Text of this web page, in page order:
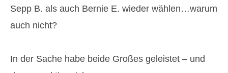
Sepp B. als auch Bernie E. wieder wählen…warum
auch nicht?
In der Sache habe beide Großes geleistet – und